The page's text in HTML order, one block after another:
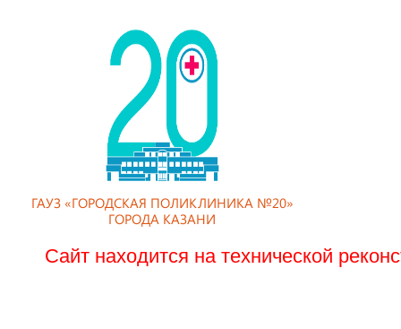
ГАУЗ «ГОРОДСКАЯ ПОЛИКЛИНИКА №20»
ГОРОДА КАЗАНИ
Сайт находится на технической